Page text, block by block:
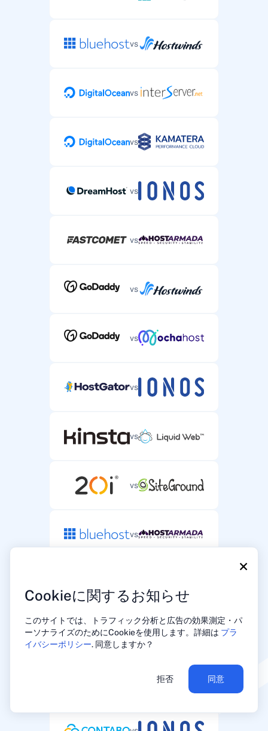
×
Cookieに関するお知らせ
このサイトでは、トラフィック分析と広告の効果測定・パ
ーソナライズのためにCookieを使用します。詳細は プラ
イバシーポリシー. 同意しますか？
拒否 同意
vs
vs
vs
vs
vs
vs
vs
vs
vs
vs
vs
vs